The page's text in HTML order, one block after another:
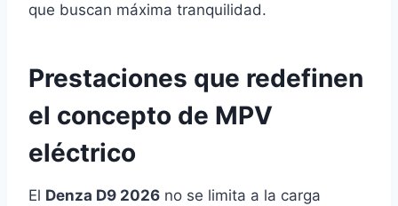
que buscan máxima tranquilidad.
Prestaciones que redefinen
el concepto de MPV
eléctrico
El Denza D9 2026 no se limita a la carga